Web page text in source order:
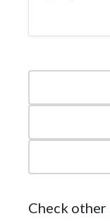
Check other